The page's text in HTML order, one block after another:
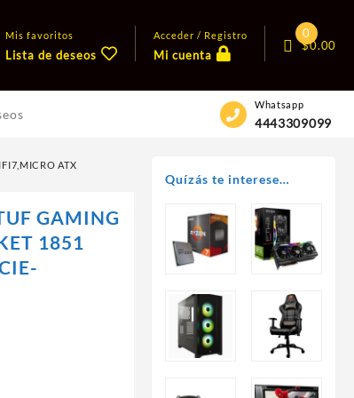
Mis favoritos
Lista de deseos
Acceder / Registro
Mi cuenta
0
$0.00
Whatsapp
4443309099
ATX
GAMING
1851
Quízás te interese…